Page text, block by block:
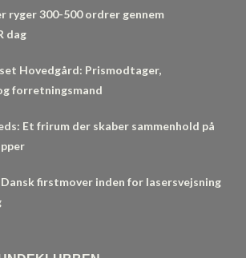
ryger 300-500 ordrer gennem
dag
Hovedgård: Prismodtager,
forretningsmand
Et frirum der skaber sammenhold på
Dansk firstmover inden for lasersvejsning